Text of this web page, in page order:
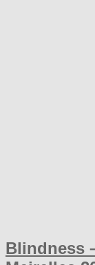
Blindness